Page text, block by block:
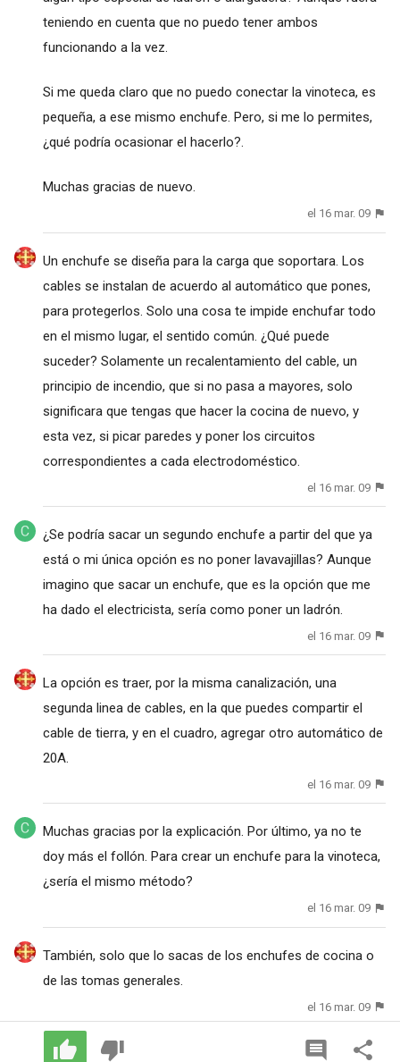
teniendo en cuenta que no puedo tener ambos
funcionando a la vez.
Si me queda claro que no puedo conectar la vinoteca, es
pequeña, a ese mismo enchufe. Pero, si me lo permites,
¿qué podría ocasionar el hacerlo?.
Muchas gracias de nuevo.
el 16 mar. 09
Un enchufe se diseña para la carga que soportara. Los
cables se instalan de acuerdo al automático que pones,
para protegerlos. Solo una cosa te impide enchufar todo
en el mismo lugar, el sentido común. ¿Qué puede
suceder? Solamente un recalentamiento del cable, un
principio de incendio, que si no pasa a mayores, solo
significara que tengas que hacer la cocina de nuevo, y
esta vez, si picar paredes y poner los circuitos
correspondientes a cada electrodoméstico.
el 16 mar. 09
¿Se podría sacar un segundo enchufe a partir del que ya
está o mi única opción es no poner lavavajillas? Aunque
imagino que sacar un enchufe, que es la opción que me
ha dado el electricista, sería como poner un ladrón.
el 16 mar. 09
La opción es traer, por la misma canalización, una
segunda linea de cables, en la que puedes compartir el
cable de tierra, y en el cuadro, agregar otro automático de
20A.
el 16 mar. 09
Muchas gracias por la explicación. Por último, ya no te
doy más el follón. Para crear un enchufe para la vinoteca,
¿sería el mismo método?
el 16 mar. 09
También, solo que lo sacas de los enchufes de cocina o
de las tomas generales.
el 16 mar. 09